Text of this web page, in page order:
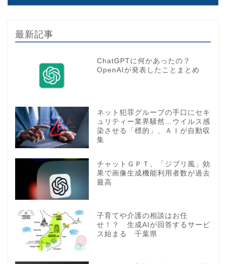
最新記事
ChatGPTに何かあったの？
OpenAIが発表したことまとめ
ネット犯罪グループの手口にセキ
ュリティー業界騒然…ウイルス感
染させる「標的」、ＡＩが自動収
集
チャットＧＰＴ、「ジブリ風」効
果で画像生成機能利用者数が過去
最高
子育てや介護の相談はお任
せ！？ 生成AIが回答するサービ
ス始まる 千葉県